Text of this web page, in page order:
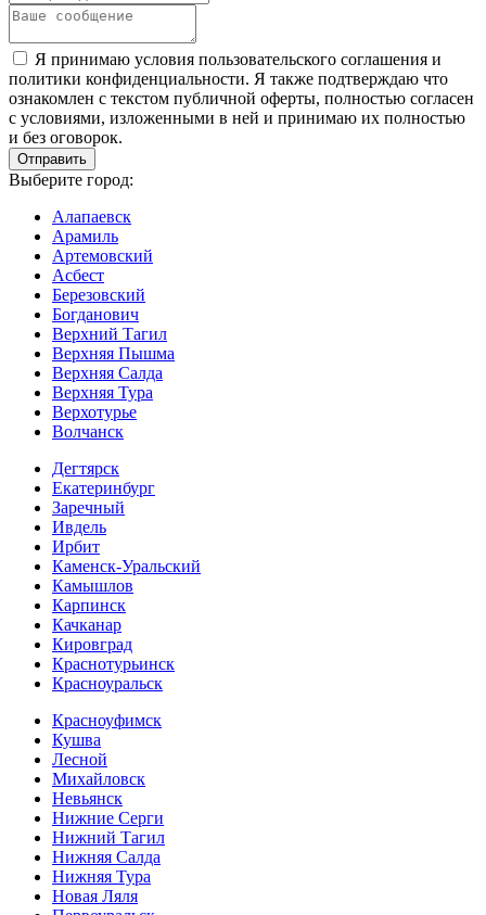
Я принимаю условия пользовательского соглашения и
политики конфиденциальности. Я также подтверждаю что
ознакомлен с текстом публичной оферты, полностью согласен
с условиями, изложенными в ней и принимаю их полностью
и без оговорок.
Выберите город:
Алапаевск
Арамиль
Артемовский
Асбест
Березовский
Богданович
Верхний Тагил
Верхняя Пышма
Верхняя Салда
Верхняя Тура
Верхотурье
Волчанск
Дегтярск
Екатеринбург
Заречный
Ивдель
Ирбит
Каменск-Уральский
Камышлов
Карпинск
Качканар
Кировград
Краснотурьинск
Красноуральск
Красноуфимск
Кушва
Лесной
Михайловск
Невьянск
Нижние Серги
Нижний Тагил
Нижняя Салда
Нижняя Тура
Новая Ляля